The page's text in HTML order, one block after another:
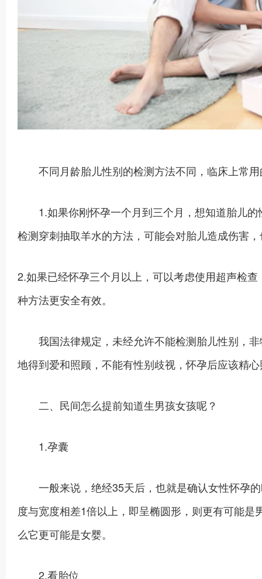
不同月龄胎儿性别的检测方法不同，临床上常用
1.如果你刚怀孕一个月到三个月，想知道胎儿的
检测穿刺抽取羊水的方法，可能会对胎儿造成伤害
2.如果已经怀孕三个月以上，可以考虑使用超声检
种方法更安全有效。
我国法律规定，未经允许不能检测胎儿性别，非
地得到爱和照顾，不能有性别歧视，怀孕后应该精
二、民间怎么提前知道生男孩女孩呢？
1.孕囊
一般来说，绝经35天后，也就是确认女性怀孕的
度与宽度相差1倍以上，即呈椭圆形，则更有可能
么它更可能是女婴。
2.看胎位